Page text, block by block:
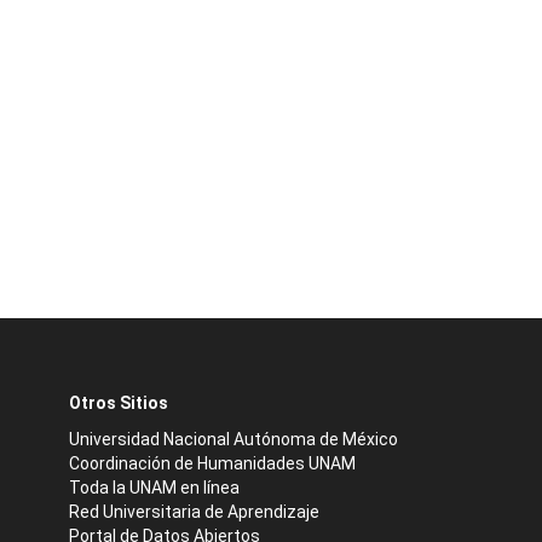
Otros Sitios
Universidad Nacional Autónoma de México
Coordinación de Humanidades UNAM
Toda la UNAM en línea
Red Universitaria de Aprendizaje
Portal de Datos Abiertos